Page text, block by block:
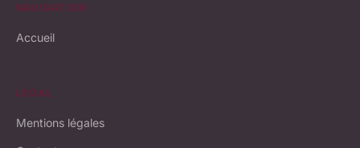
NAVIGATION
Accueil
LÉGAL
Mentions légales